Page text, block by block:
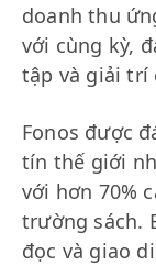
doanh thu
với cùng kỳ,
tập và giải trí
Fonos được
tín thế giới
với hơn 70%
trường sách.
đọc và giao